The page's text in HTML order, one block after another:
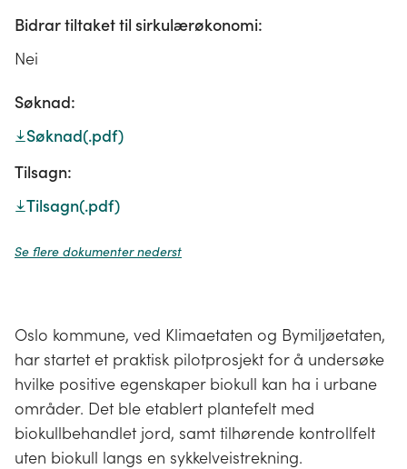
Bidrar tiltaket til sirkulærøkonomi:
Nei
Søknad:
Søknad(.pdf)
Tilsagn:
Tilsagn(.pdf)
Se flere dokumenter nederst
Oslo kommune, ved Klimaetaten og Bymiljøetaten,
har startet et praktisk pilotprosjekt for å undersøke
hvilke positive egenskaper biokull kan ha i urbane
områder. Det ble etablert plantefelt med
biokullbehandlet jord, samt tilhørende kontrollfelt
uten biokull langs en sykkelveistrekning.